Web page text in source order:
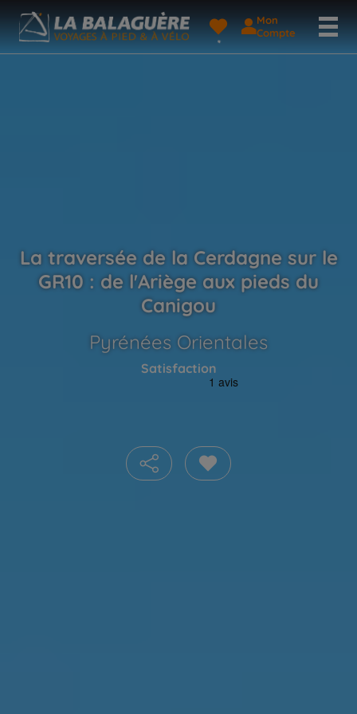
Mon
Compte
La traversée de la Cerdagne sur le
GR10 : de l'Ariège aux pieds du
Canigou
Pyrénées Orientales
Satisfaction